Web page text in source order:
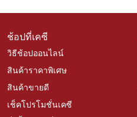
ช้อปที่เคซี
วิธีช้อปออนไลน์
สินค้าราคาพิเศษ
สินค้าขายดี
เช็คโปรโมชั่นเคซี